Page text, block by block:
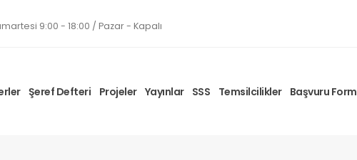
9:00 - 18:00 / Pazar - Kapalı
Şeref Defteri Projeler Yayınlar SSS Temsilcilikler Başvuru